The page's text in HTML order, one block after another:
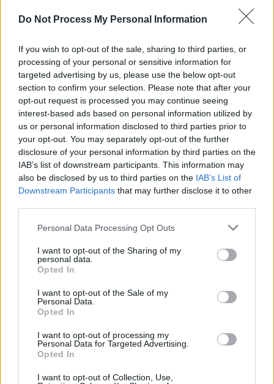
Do Not Process My Personal Information
If you wish to opt-out of the sale, sharing to third parties, or
processing of your personal or sensitive information for
targeted advertising by us, please use the below opt-out
section to confirm your selection. Please note that after your
opt-out request is processed you may continue seeing
interest-based ads based on personal information utilized by
us or personal information disclosed to third parties prior to
your opt-out. You may separately opt-out of the further
disclosure of your personal information by third parties on the
IAB’s list of downstream participants. This information may
also be disclosed by us to third parties on the IAB’s List of
Downstream Participants that may further disclose it to other
Personal Data Processing Opt Outs
I want to opt-out of the Sharing of my
personal data.
Opted In
I want to opt-out of the Sale of my
Personal Data.
Opted In
I want to opt-out of processing my
Personal Data for Targeted Advertising.
Opted In
I want to opt-out of Collection, Use,
Al und die Frauen (USA
Folge 16 Staffel: 4
Serie Sitcom